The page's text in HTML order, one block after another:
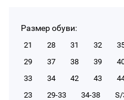
Размер обуви:
21 28 31 32
29
37 38 39
33
34 42 43
23
29-33 34-38 S/